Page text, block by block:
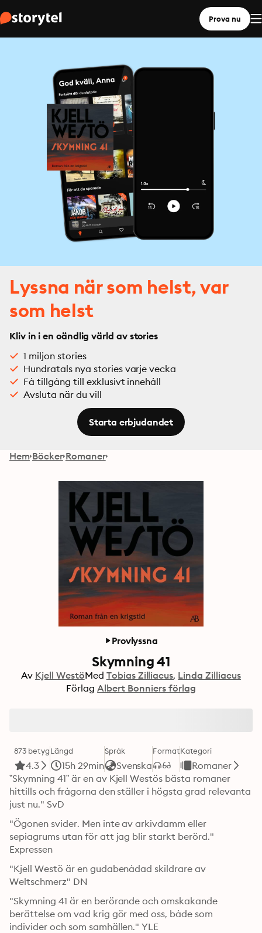
Prova nu
Lyssna när som helst, var
som helst
Kliv in i en oändlig värld av stories
1 miljon stories
Hundratals nya stories varje vecka
Få tillgång till exklusivt innehåll
Avsluta när du vill
Starta erbjudandet
Hem Böcker Romaner
Provlyssna
Skymning 41
Av Kjell WestöMed Tobias Zilliacus Linda Zilliacus
Förlag Albert Bonniers förlag
873 betyg
4.3
Längd
15h 29min
Språk
Svenska
FormatKategori
Romaner
”Skymning 41” är en av Kjell Westös bästa romaner
hittills och frågorna den ställer i högsta grad relevanta
just nu." SvD
"Ögonen svider. Men inte av arkivdamm eller
sepiagrums utan för att jag blir starkt berörd."
Expressen
"Kjell Westö är en gudabenådad skildrare av
Weltschmerz" DN
"Skymning 41 är en berörande och omskakande
berättelse om vad krig gör med oss, både som
individer och som samhällen." YLE